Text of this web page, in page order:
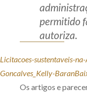
permitido
autoriza.
Licitacoes-sustentaveis-
Goncalves_Kelly-Baran
Os artigos e